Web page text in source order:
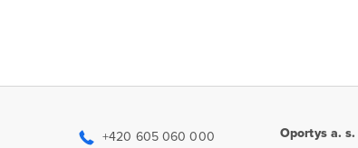
+420 605 060 000
Oportys a. s.